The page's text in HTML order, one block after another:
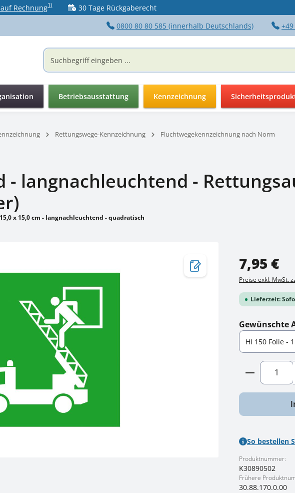
Rechnung1) 30 Tage Rückgaberecht
0800 80 80 585 (innerhalb Deutschlands)
Betriebsausstattung Kennzeichnung
Rettungswege-Kennzeichnung Fluchtwegekennzeichnung nach Norm
- langnachleuchtend -
x 15,0 cm - langnachleuchtend - quadratisch
Regulärer Preis:
7,95 €
Preise exkl. MwSt.
Lieferzeit:
Gewünschte
Produkt
So bestellen
Produktnummer:
K30890502
Frühere
30.88.170.0.00